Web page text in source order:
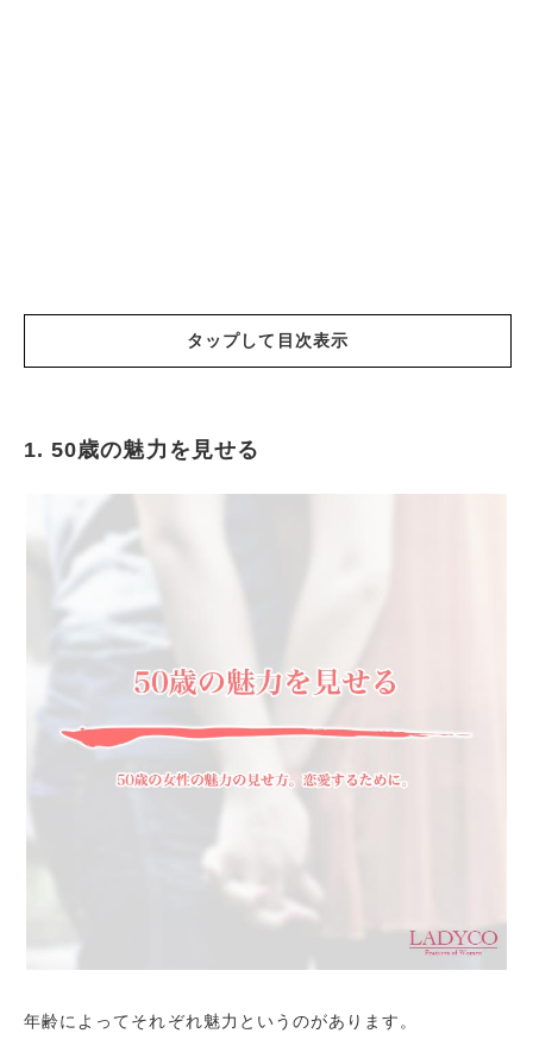
タップして目次表示
料理は離せないスキル
相手の話を冷静に聞いてあげる
清潔感は大切なこと
経験豊富なことは何よりも勝ってます
1. 50歳の魅力を見せる
年齢によってそれぞれ魅力というのがあります。